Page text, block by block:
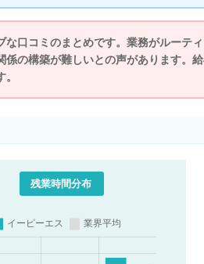
な口コミのまとめです。業務がルーテ
係の構築が難しいとの声があります。
残業時間分布